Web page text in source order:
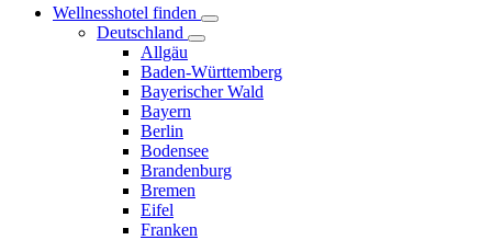
Wellnesshotel finden
Deutschland
Allgäu
Baden-Württemberg
Bayerischer Wald
Bayern
Berlin
Bodensee
Brandenburg
Bremen
Eifel
Franken